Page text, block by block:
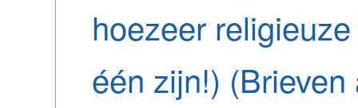
hoezeer
één zijn!)